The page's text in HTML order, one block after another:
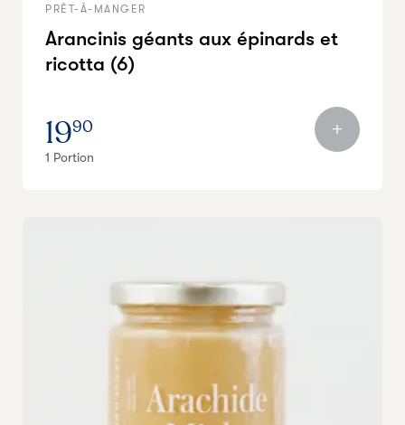
PRÊT-À-MANGER
Arancinis géants aux épinards et
ricotta (6)
1990
1 Portion